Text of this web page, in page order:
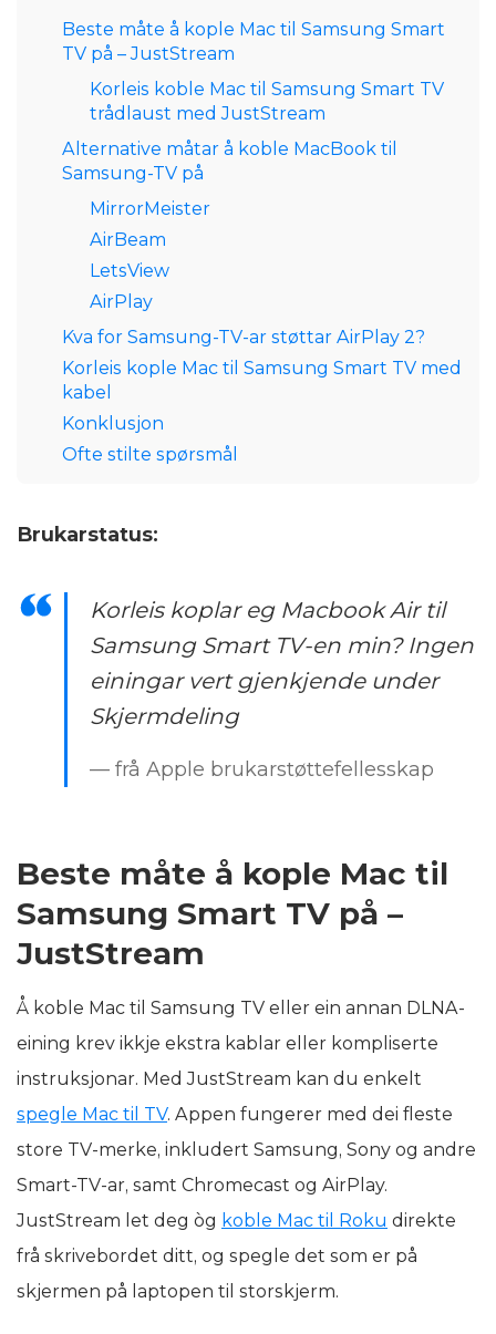
Beste måte å kople Mac til Samsung Smart
TV på – JustStream
Korleis koble Mac til Samsung Smart TV
trådlaust med JustStream
Alternative måtar å koble MacBook til
Samsung-TV på
MirrorMeister
AirBeam
LetsView
AirPlay
Kva for Samsung-TV-ar støttar AirPlay 2?
Korleis kople Mac til Samsung Smart TV med
kabel
Konklusjon
Ofte stilte spørsmål
Brukarstatus:
Korleis koplar eg Macbook Air til
Samsung Smart TV-en min? Ingen
einingar vert gjenkjende under
Skjermdeling
— frå Apple brukarstøttefellesskap
Beste måte å kople Mac til
Samsung Smart TV på –
JustStream
Å koble Mac til Samsung TV eller ein annan DLNA-
eining krev ikkje ekstra kablar eller kompliserte
instruksjonar. Med JustStream kan du enkelt
spegle Mac til TV. Appen fungerer med dei fleste
store TV-merke, inkludert Samsung, Sony og andre
Smart-TV-ar, samt Chromecast og AirPlay.
JustStream let deg òg koble Mac til Roku direkte
frå skrivebordet ditt, og spegle det som er på
skjermen på laptopen til storskjerm.